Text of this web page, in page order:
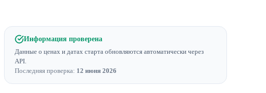
Информация проверена
Данные о ценах и датах старта обновляются автоматически через
API.
Последняя проверка: 12 июня 2026